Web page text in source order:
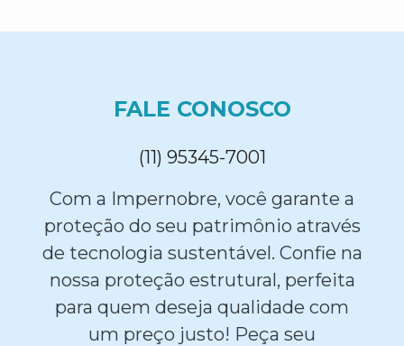
FALE CONOSCO
(11) 95345-7001
Com a Impernobre, você garante a
proteção do seu patrimônio através
de tecnologia sustentável. Confie na
nossa proteção estrutural, perfeita
para quem deseja qualidade com
um preço justo! Peça seu